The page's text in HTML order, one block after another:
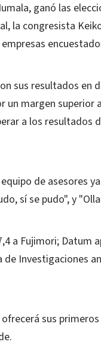
ganó las
la congresista
sus resultados en
margen superior
a los resultados
de asesores
sí se pudo", y
a Fujimori; Datum
de Investigaciones
sus